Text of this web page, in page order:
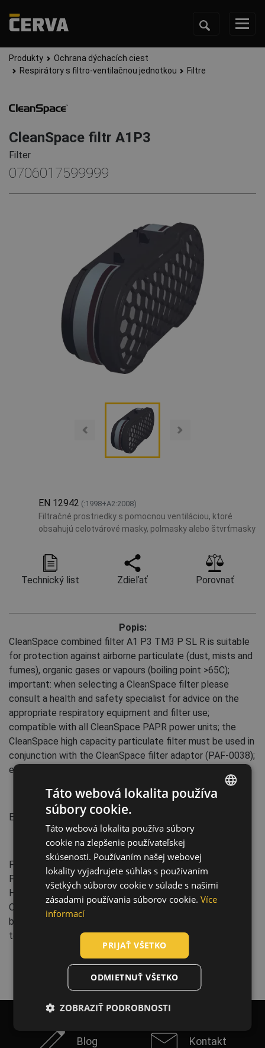
Produkty
Ochrana dýchacích ciest
Respirátory s filtro-ventilačnou jednotkou
Filtre
CleanSpace filtr A1P3
Filter
0706017599999
EN 12942 (:1998+A2:2008)
Filtračné prostriedky s pomocnou ventiláciou, ktoré
obsahujú celotvárové masky, polmasky alebo štvrťmasky
Technický list Zdieľať Porovnať
Popis:
CleanSpace combined filter A1 P3 TM3 P SL R is suitable
for protection against airborne particulate (dust, mists and
fumes), organic gases or vapours (boiling point >65C);
important: when selecting a CleanSpace filter please
consult a health and safety specialist for advice on the
appropriate respiratory equipment and filter use;
compatible with all CleanSpace PAPR power units; the
CleanSpace high capacity particulate filter must be used in
conjunction with the CleanSpace filter adaptor (PAF-0038);
easily fitted and removed from the power unit
Normy:
EN 12942:1998+A2:2008
Vlastnosti:
Filters packaging: 1 ks
Filter type: A1P3
Hmotnosť: 175 g
Odporúčaná filtračná ochrana: A - organické pary a plyny s
bodom varu > 65 °C, P - tuhé a kvapalné nebezpečné a
toxické častice
Blog Kontakt
CZECH
SLOVAK
ROMANIAN
LATVIAN
SPANISH
Táto webová lokalita používa
súbory cookie.
Táto webová lokalita používa súbory
cookie na zlepšenie používateľskej
skúsenosti. Používaním našej webovej
lokality vyjadrujete súhlas s používaním
všetkých súborov cookie v súlade s našimi
zásadami používania súborov cookie. Více
informací
PRIJAŤ VŠETKO
ODMIETNUŤ VŠETKO
ZOBRAZIŤ PODROBNOSTI